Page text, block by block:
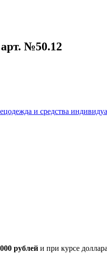
№50.12
и средства
рублей и при курсе